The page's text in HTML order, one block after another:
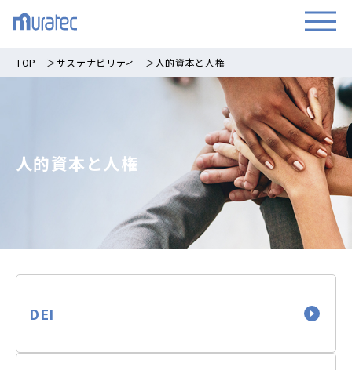
TOP ＞サステナビリティ ＞ 人的資本と人権
人的資本と人権
DEI